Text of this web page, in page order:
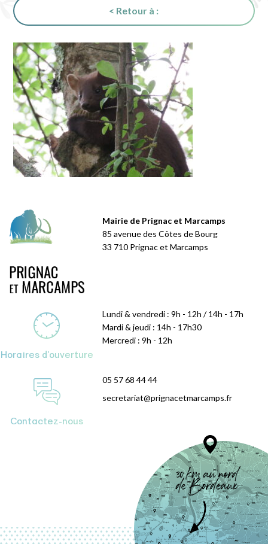
< Retour à :
Mairie de Prignac et Marcamps
85 avenue des Côtes de Bourg
33 710 Prignac et Marcamps
Horaires d'ouverture
Lundi & vendredi : 9h - 12h / 14h - 17h
Mardi & jeudi : 14h - 17h30
Mercredi : 9h - 12h
Contactez-nous
05 57 68 44 44
secretariat@prignacetmarcamps.fr